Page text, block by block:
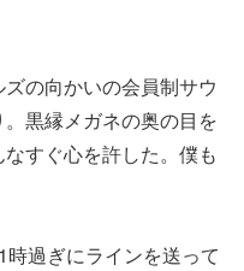
の向かいの会員制サウ
黒縁メガネの奥の目を
すぐ心を許した。僕も
時過ぎにラインを送って